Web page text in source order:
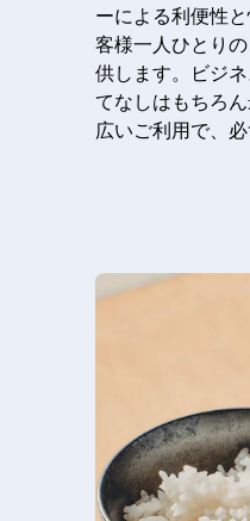
ーによる利便性
客様一人ひとり
供します。ビジ
てなしはもちろ
広いご利用で、